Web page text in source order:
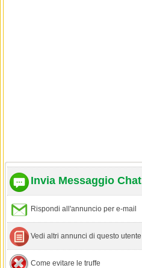
Invia Messaggio Chat
Rispondi all'annuncio per e-mail
Vedi altri annunci di questo utente
Come evitare le truffe